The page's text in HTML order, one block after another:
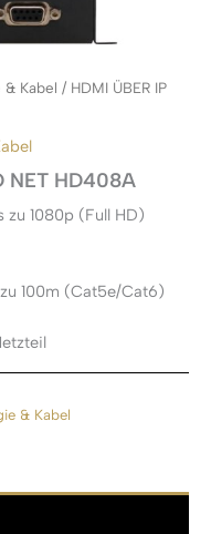
Kabel / HDMI ÜBER IP
NET HD408A
zu 1080p (Full HD)
100m (Cat5e/Cat6)
& Kabel